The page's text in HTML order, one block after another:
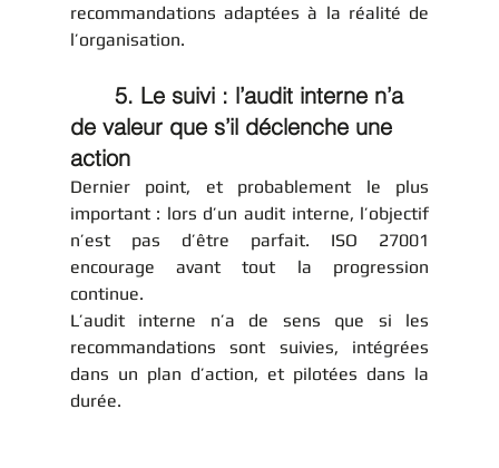
recommandations adaptées à la réalité de
l’organisation.
de valeur que s’il déclenche une
action
Dernier point, et probablement le plus
important : lors d’un audit interne, l’objectif
n’est pas d’être parfait. ISO 27001
encourage avant tout la progression
continue.
L’audit interne n’a de sens que si les
recommandations sont suivies, intégrées
dans un plan d’action, et pilotées dans la
durée.